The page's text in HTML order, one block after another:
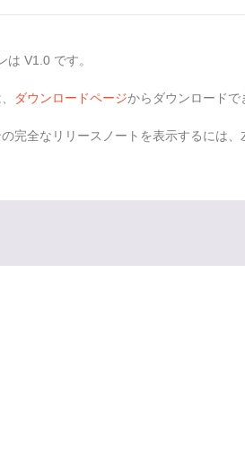
V1.0 です。
ダウンロードページからダウンロードで
完全なリリースノートを表示するには